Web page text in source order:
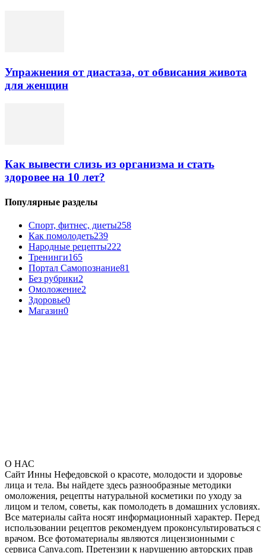
Упражнения от диастаза, от обвисания живота
для женщин
Как вывести слизь из организма и стать
здоровее на 10 лет?
Популярные разделы
Спорт, фитнес, диеты258
Как помолодеть239
Народные рецепты222
Тренинги165
Портал Самопознание81
Без рубрики2
Омоложение2
Здоровье0
Магазин0
О НАС
Сайт Инны Нефедовской о красоте, молодости и здоровье
лица и тела. Вы найдете здесь разнообразные методики
омоложения, рецепты натуральной косметики по уходу за
лицом и телом, советы, как помолодеть в домашних условиях.
Все материалы сайта носят информационный характер. Перед
использовании рецептов рекомендуем проконсультироваться с
врачом. Все фотоматериалы являются лицензионными с
сервиса Canva.com. Претензии к нарушению авторских прав